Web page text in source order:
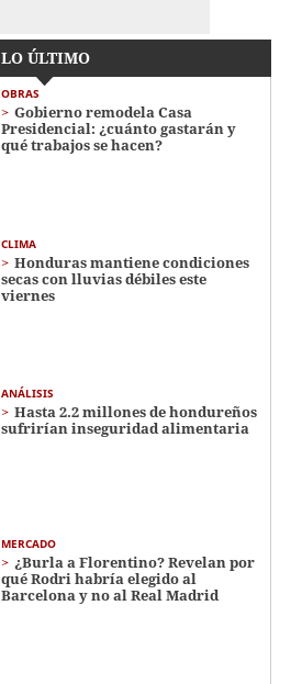
LO ÚLTIMO
OBRAS
Gobierno remodela Casa
Presidencial: ¿cuánto gastarán y
qué trabajos se hacen?
CLIMA
Honduras mantiene condiciones
secas con lluvias débiles este
viernes
ANÁLISIS
Hasta 2.2 millones de hondureños
sufrirían inseguridad alimentaria
MERCADO
¿Burla a Florentino? Revelan por
qué Rodri habría elegido al
Barcelona y no al Real Madrid